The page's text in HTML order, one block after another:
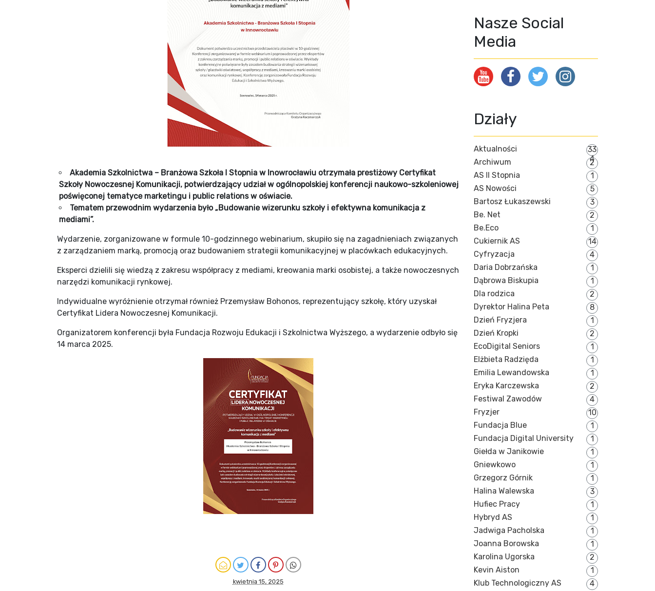
Akademia Szkolnictwa – Branżowa Szkoła I Stopnia w Inowrocławiu otrzymała prestiżowy Certyfikat
Szkoły Nowoczesnej Komunikacji, potwierdzający udział w ogólnopolskiej konferencji naukowo-szkoleniowej
poświęconej tematyce marketingu i public relations w oświacie.
Tematem przewodnim wydarzenia było „Budowanie wizerunku szkoły i efektywna komunikacja z
mediami”.
Wydarzenie, zorganizowane w formule 10-godzinnego webinarium, skupiło się na zagadnieniach związanych
z zarządzaniem marką, promocją oraz budowaniem strategii komunikacyjnej w placówkach edukacyjnych.
Eksperci dzielili się wiedzą z zakresu współpracy z mediami, kreowania marki osobistej, a także nowoczesnych
narzędzi komunikacji rynkowej.
Indywidualne wyróżnienie otrzymał również Przemysław Bohonos, reprezentujący szkołę, który uzyskał
Certyfikat Lidera Nowoczesnej Komunikacji.
Organizatorem konferencji była Fundacja Rozwoju Edukacji i Szkolnictwa Wyższego, a wydarzenie odbyło się
14 marca 2025.
kwietnia 15, 2025
Nasze Social
Media
Działy
Aktualności
33
4
Archiwum
2
AS II Stopnia
1
AS Nowości
5
Bartosz Łukaszewski
3
Be. Net
2
Be.Eco
1
Cukiernik AS
14
Cyfryzacja
4
Daria Dobrzańska
1
Dąbrowa Biskupia
1
Dla rodzica
2
Dyrektor Halina Peta
8
Dzień Fryzjera
1
Dzień Kropki
2
EcoDigital Seniors
1
Elżbieta Radzięda
1
Emilia Lewandowska
1
Eryka Karczewska
2
Festiwal Zawodów
4
Fryzjer
10
Fundacja Blue
1
Fundacja Digital University
1
Giełda w Janikowie
1
Gniewkowo
1
Grzegorz Górnik
1
Halina Walewska
3
Hufiec Pracy
1
Hybryd AS
1
Jadwiga Pacholska
1
Joanna Borowska
1
Karolina Ugorska
2
Kevin Aiston
1
Klub Technologiczny AS
4